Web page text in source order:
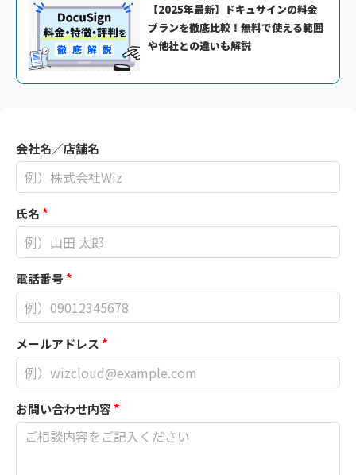
【2025年最新】ドキュサインの料金
プランを徹底比較！無料で使える範囲
や他社との違いも解説
会社名／店舗名
氏名*
電話番号*
メールアドレス*
お問い合わせ内容*